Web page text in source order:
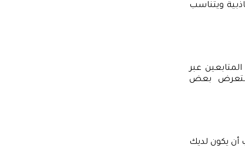
ويتناسب
عبر
نستعرض بعض
أن يكون لديك